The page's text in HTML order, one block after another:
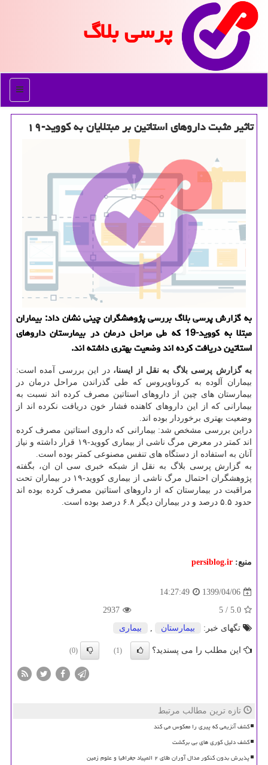
پرسی بلاگ
منو
تاثیر مثبت داروهای استاتین بر مبتلایان به كووید-۱۹
به گزارش پرسی بلاگ بررسی پژوهشگران چینی نشان داد: بیماران
مبتلا به كووید-19 كه طی مراحل درمان در بیمارستان داروهای
استاتین دریافت كرده اند وضعیت بهتری داشته اند.
به گزارش پرسی بلاگ به نقل از ایسنا،در این بررسی آمده است:
بیماران آلوده به کروناویروس که طی گذراندن مراحل درمان در
بیمارستان های چین از داروهای استاتین مصرف کرده اند نسبت به
بیمارانی که از این داروهای کاهنده فشار خون دریافت نکرده اند از
وضعیت بهتری برخوردار بوده اند.
دراین بررسی مشخص شد: بیمارانی که داروی استاتین مصرف کرده
اند کمتر در معرض مرگ ناشی از بیماری کووید-۱۹ قرار داشته و نیاز
آنان به استفاده از دستگاه های تنفس مصنوعی کمتر بوده است.
به گزارش پرسی بلاگ به نقل از شبکه خبری سی ان ان، بگفته
پژوهشگران احتمال مرگ ناشی از بیماری کووید-۱۹ در بیماران تحت
مراقبت در بیمارستان که از داروهای استاتین مصرف کرده بوده اند
حدود ۵.۵ درصد و در بیماران دیگر ۶.۸ درصد بوده است.
منبع: persiblog.ir
1399/04/06
14:27:49
5.0
/ 5
2937
تگهای خبر:
بیمارستان , بیماری
این مطلب را می پسندید؟ (1)
(0)
تازه ترین مطالب مرتبط
کشف آنزیمی که پیری را معکوس می کند
کشف دلیل کوری های بی برگشت
پذیرش بدون کنکور مدال آوران طلای ۲ المپیاد جغرافیا و علوم زمین